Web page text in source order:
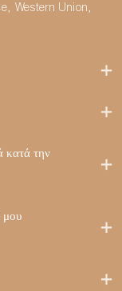
Western Union,
κατά την
μου